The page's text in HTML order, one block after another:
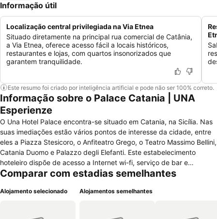
Informação útil
Localização central privilegiada na Via Etnea
Situado diretamente na principal rua comercial de Catânia,
a Via Etnea, oferece acesso fácil a locais históricos,
restaurantes e lojas, com quartos insonorizados que
garantem tranquilidade.
Este resumo foi criado por inteligência artificial e pode não ser 100% correto.
Informação sobre o Palace Catania | UNA
Esperienze
O Una Hotel Palace encontra-se situado em Catania, na Sicília. Nas
suas imediações estão vários pontos de interesse da cidade, entre
eles a Piazza Stesicoro, o Anfiteatro Grego, o Teatro Massimo Bellini,
Catania Duomo e Palazzo degli Elefanti. Este estabelecimento
hoteleiro dispõe de acesso a Internet wi-fi, serviço de bar e
cafetaria, cofre, elevador, estacionamento, lavandaria, porteiro,
engraxadora automática, serviço de quartos, snack bar e terraço.
Comparar com estadias semelhantes
Alojamento selecionado Alojamentos semelhantes